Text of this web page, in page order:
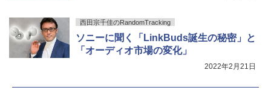
西田宗千佳のRandomTracking
ソニーに聞く「LinkBuds誕生の秘密」と
「オーディオ市場の変化」
2022年2月21日